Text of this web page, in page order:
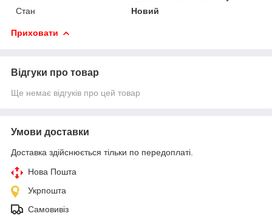
Стан
Новий
Приховати
Відгуки про товар
Ще немає відгуків про цей товар
Умови доставки
Доставка здійснюється тільки по передоплаті.
Нова Пошта
Укрпошта
Самовивіз